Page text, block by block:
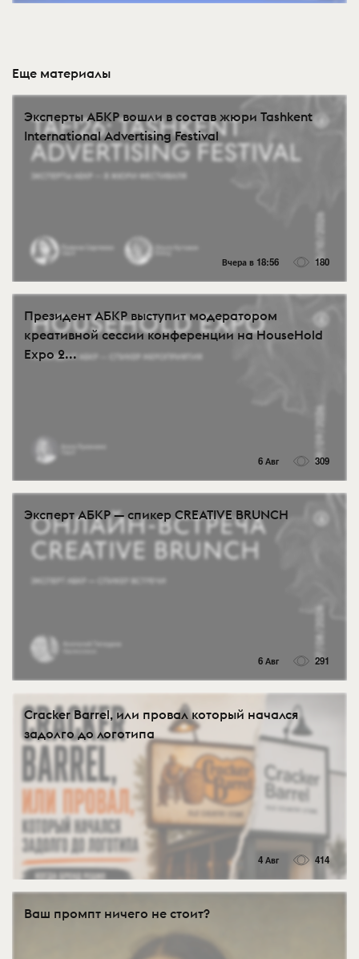
Еще материалы
Эксперты АБКР вошли в состав жюри Tashkent
International Advertising Festival
Вчера в 18:56 180
Президент АБКР выступит модератором
креативной сессии конференции на HouseHold
Expo 2...
6 Авг 309
Эксперт АБКР — спикер CREATIVE BRUNCH
6 Авг 291
Cracker Barrel, или провал который начался
задолго до логотипа
4 Авг 414
Ваш промпт ничего не стоит?